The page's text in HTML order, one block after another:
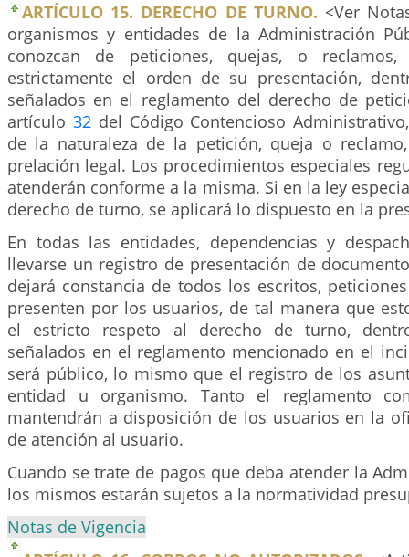
ARTÍCULO 15. DERECHO DE TURNO. <Ver
organismos y entidades de la Administración
conozcan de peticiones, quejas, o reclamos,
estrictamente el orden de su presentación,
señalados en el reglamento del derecho de
artículo 32del Código Contencioso
de la naturaleza de la petición, queja o
prelación legal. Los procedimientos especiales
atenderán conforme a la misma. Si en la ley
derecho de turno, se aplicará lo dispuesto en la
En todas las entidades, dependencias y
llevarse un registro de presentación de
dejará constancia de todos los escritos,
presenten por los usuarios, de tal manera que
el estricto respeto al derecho de turno,
señalados en el reglamento mencionado en el
será público, lo mismo que el registro de los
entidad u organismo. Tanto el reglamento
mantendrán a disposición de los usuarios en la
de atención al usuario.
Cuando se trate de pagos que deba atender la
los mismos estarán sujetos a la normatividad
Notas de Vigencia